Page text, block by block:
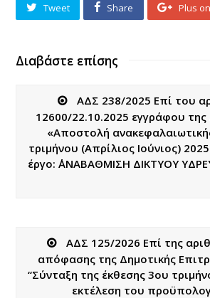
Tweet Share Plus
Διαβάστε επίσης
ΑΔΣ 238/2025 Επί του
12600/22.10.2025 εγγράφου της
«Αποστολή
τριμήνου (Απρίλιος Ιούνιος)
έργο: ΄΄ΑΝΑΒΑΘΜΙΣΗ ΔΙΚΤΥΟΥ
ΑΔΣ 125/2026 Επί της
απόφασης της Δημοτικής
“Σύνταξη της έκθεσης 3ου
εκτέλεση του